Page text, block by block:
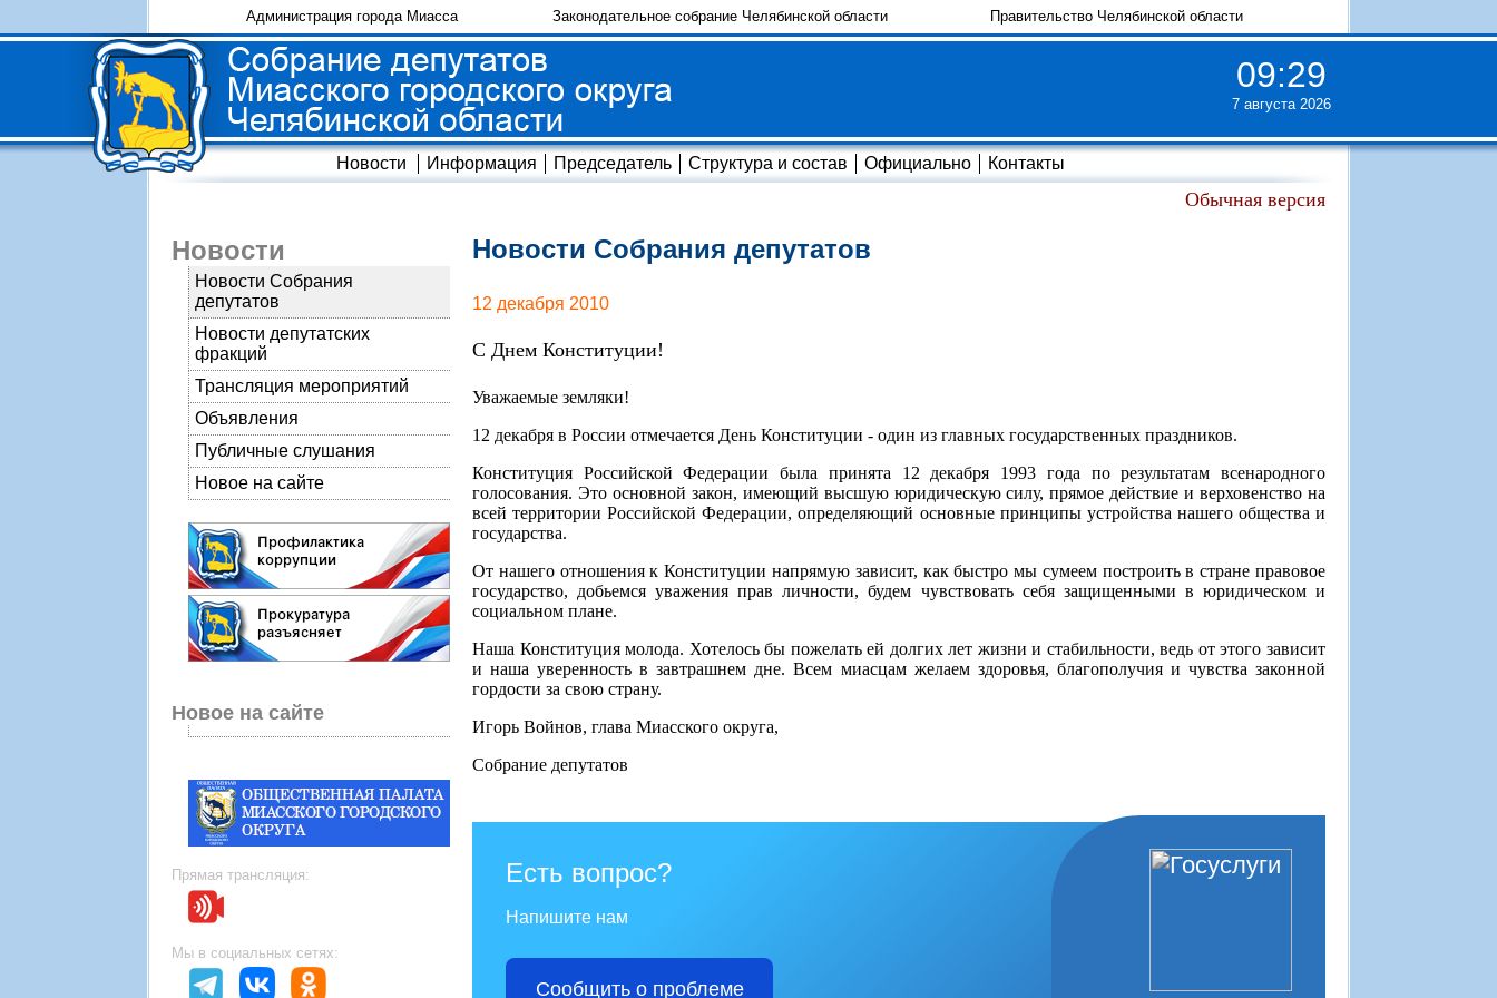
Администрация города Миасса Законодательное собрание Челябинской области Правительство Челябинской области
09:29
7 августа 2026
Новости Информация Председатель Структура и состав Официально Контакты
Обычная версия
Новости
Новости Собрания
депутатов
Новости депутатских
фракций
Трансляция мероприятий
Объявления
Публичные слушания
Новое на сайте
Новое на сайте
Прямая трансляция:
Мы в социальных сетях:
Новости Собрания депутатов
12 декабря 2010
С Днем Конституции!
Уважаемые земляки!
12 декабря в России отмечается День Конституции - один из главных государственных праздников.
Конституция Российской Федерации была принята 12 декабря 1993 года по результатам всенародного
голосования. Это основной закон, имеющий высшую юридическую силу, прямое действие и верховенство на
всей территории Российской Федерации, определяющий основные принципы устройства нашего общества и
государства.
От нашего отношения к Конституции напрямую зависит, как быстро мы сумеем построить в стране правовое
государство, добьемся уважения прав личности, будем чувствовать себя защищенными в юридическом и
социальном плане.
Наша Конституция молода. Хотелось бы пожелать ей долгих лет жизни и стабильности, ведь от этого зависит
и наша уверенность в завтрашнем дне. Всем миасцам желаем здоровья, благополучия и чувства законной
гордости за свою страну.
Игорь Войнов, глава Миасского округа,
Собрание депутатов
Есть вопрос?
Напишите нам
Сообщить о проблеме